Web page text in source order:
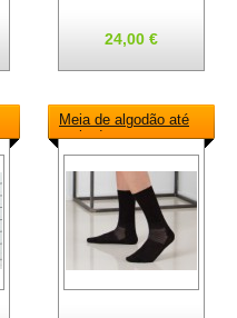
24,00 €
Meia de algodão até
meio da perna com
fibra de prata